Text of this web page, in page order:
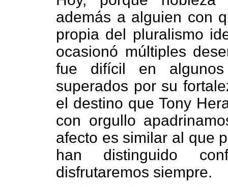
además a alguien con
propia del pluralismo
ocasionó múltiples
fue difícil en algunos
superados por su
el destino que Tony
con orgullo
afecto es similar al que
han distinguido
disfrutaremos siempre.